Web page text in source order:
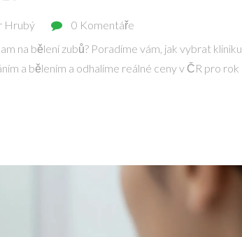
Hrubý
0 Komentáře
na bělení zubů? Poradíme vám, jak vybrat kliniku,
a bělením a odhalíme reálné ceny v ČR pro rok